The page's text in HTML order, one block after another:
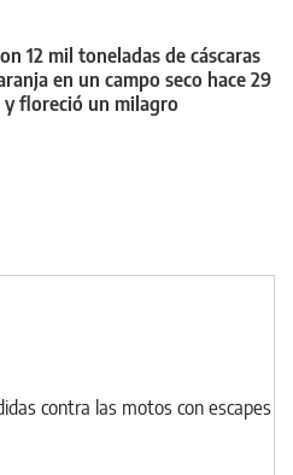
12 mil toneladas de cáscaras
en un campo seco hace 29
y floreció un milagro